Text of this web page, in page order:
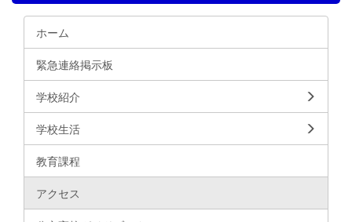
ホーム
緊急連絡掲示板
学校紹介
学校生活
教育課程
アクセス